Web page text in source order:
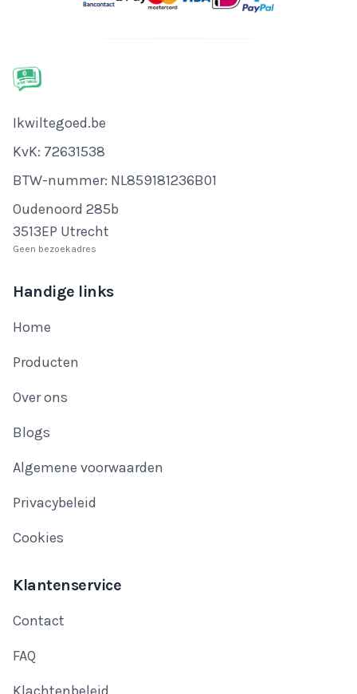
Bedrijfsnaam
Ikwiltegoed.be
KvK-nummer
KvK: 72631538
Btw-nummer
BTW-nummer: NL859181236B01
Adres
Oudenoord 285b
3513EP Utrecht
Geen bezoekadres
Handige links
Home
Producten
Over ons
Blogs
Algemene voorwaarden
Privacybeleid
Cookies
Klantenservice
Contact
FAQ